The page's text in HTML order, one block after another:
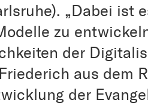
„Dabei ist
zu
der
aus dem
der